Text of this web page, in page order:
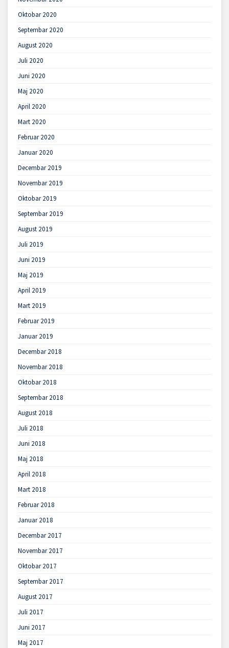
Oktobar 2020
Septembar 2020
August 2020
Juli 2020
Juni 2020
Maj 2020
April 2020
Mart 2020
Februar 2020
Januar 2020
Decembar 2019
Novembar 2019
Oktobar 2019
Septembar 2019
August 2019
Juli 2019
Juni 2019
Maj 2019
April 2019
Mart 2019
Februar 2019
Januar 2019
Decembar 2018
Novembar 2018
Oktobar 2018
Septembar 2018
August 2018
Juli 2018
Juni 2018
Maj 2018
April 2018
Mart 2018
Februar 2018
Januar 2018
Decembar 2017
Novembar 2017
Oktobar 2017
Septembar 2017
August 2017
Juli 2017
Juni 2017
Maj 2017